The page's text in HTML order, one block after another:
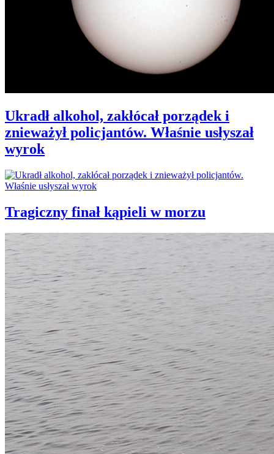
Ukradł alkohol, zakłócał porządek i
znieważył policjantów. Właśnie usłyszał
wyrok
Tragiczny finał kąpieli w morzu